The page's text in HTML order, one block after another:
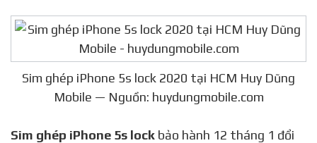
Sim ghép iPhone 5s lock 2020 tại HCM Huy Dũng
Mobile — Nguồn: huydungmobile.com
Sim ghép iPhone 5s lock bảo hành 12 tháng 1 đổi